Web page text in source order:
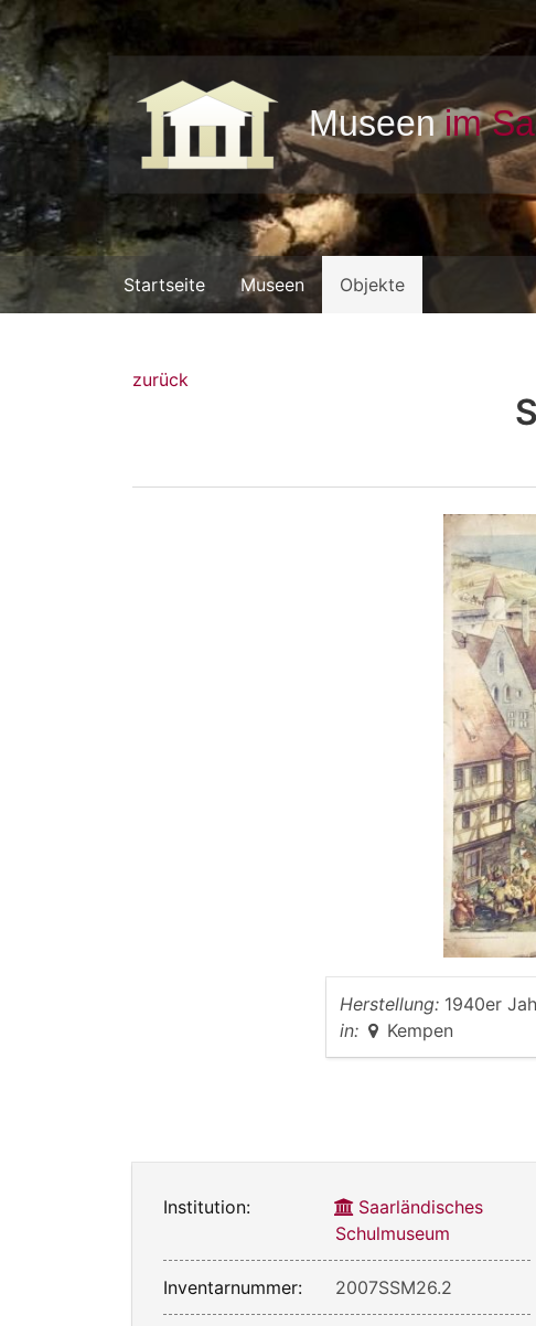
Startseite Museen Objekte
zurück
Herstellung: 1940er
in:
Kempen
Institution:
Saarländisches
Schulmuseum
Inventarnummer: 2007SSM26.2